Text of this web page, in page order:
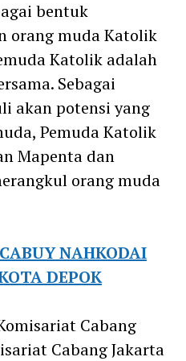
bentuk
orang muda Katolik
Katolik adalah
Sebagai
akan potensi yang
Pemuda Katolik
Mapenta dan
orang muda
NAHKODAI
DEPOK
Cabang
Cabang Jakarta